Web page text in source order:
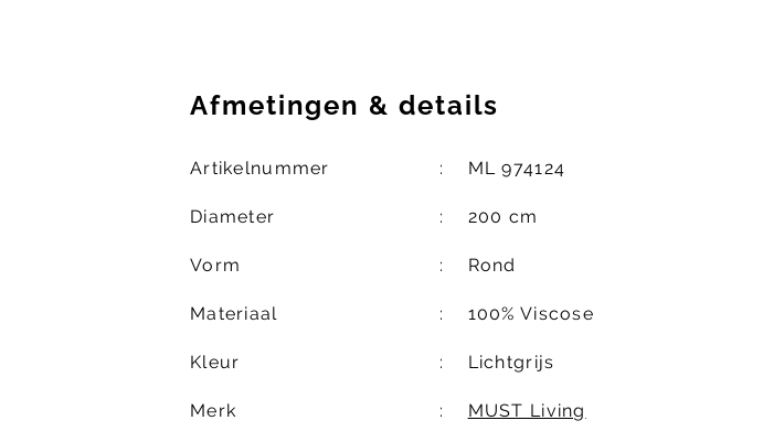
Afmetingen & details
Artikelnummer ML 974124
Diameter 200 cm
Vorm Rond
Materiaal 100% Viscose
Kleur Lichtgrijs
Merk MUST Living